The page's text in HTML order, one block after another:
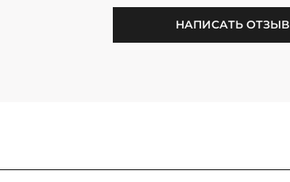
НАПИСАТЬ ОТЗЫВ